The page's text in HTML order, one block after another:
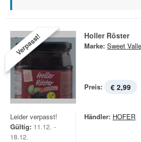
Verpasst! Holler Röster
Marke: Sweet
Preis: € 2,99
Leider verpasst!
Gültig: 11.12. -
18.12.
Händler: HOFER